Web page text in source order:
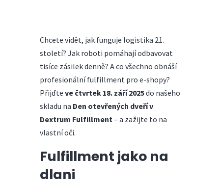
Chcete vidět, jak funguje logistika 21.
století? Jak roboti pomáhají odbavovat
tisíce zásilek denně? A co všechno obnáší
profesionální fulfillment pro e-shopy?
Přijďte ve čtvrtek 18. září 2025do našeho
skladu na Den otevřených dveří v
Dextrum Fulfillment– a zažijte to na
vlastní oči.
Fulfillment jako na
dlani